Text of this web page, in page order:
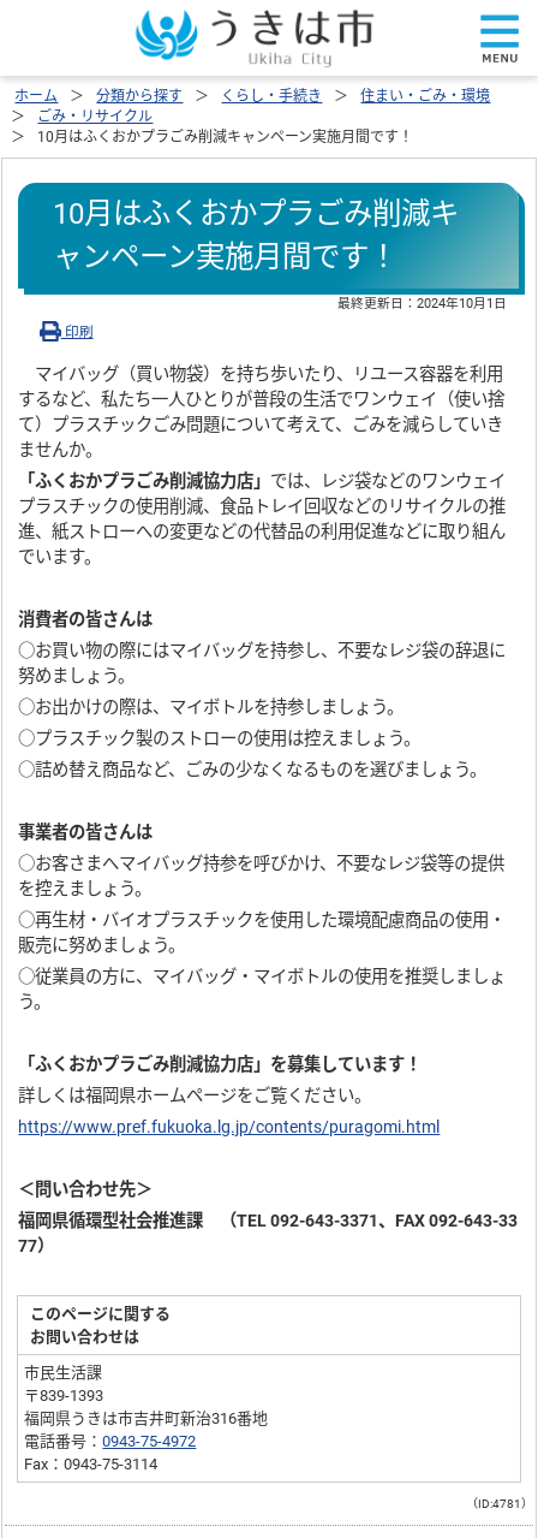
ホーム 分類から探す くらし・手続き
住まい・ごみ・環境
ごみ・リサイクル
10月はふくおかプラごみ削減キャンペーン実施月間です！
10月はふくおかプラごみ削減キ
ャンペーン実施月間です！
最終更新日：2024年10月1日
印刷
マイバッグ（買い物袋）を持ち歩いたり、リユース容器を利用
するなど、私たち一人ひとりが普段の生活でワンウェイ（使い捨
て）プラスチックごみ問題について考えて、ごみを減らしていき
ませんか。
「ふくおかプラごみ削減協力店」 では、レジ袋などのワンウェイ
プラスチックの使用削減、食品トレイ回収などのリサイクルの推
進、紙ストローへの変更などの代替品の利用促進などに取り組ん
でいます。
消費者の皆さんは
○お買い物の際にはマイバッグを持参し、不要なレジ袋の辞退に
努めましょう。
○お出かけの際は、マイボトルを持参しましょう。
○プラスチック製のストローの使用は控えましょう。
○詰め替え商品など、ごみの少なくなるものを選びましょう。
事業者の皆さんは
○お客さまへマイバッグ持参を呼びかけ、不要なレジ袋等の提供
を控えましょう。
○再生材・バイオプラスチックを使用した環境配慮商品の使用・
販売に努めましょう。
○従業員の方に、マイバッグ・マイボトルの使用を推奨しましょ
う。
「ふくおかプラごみ削減協力店」を募集しています！
詳しくは福岡県ホームページをご覧ください。
https://www.pref.fukuoka.lg.jp/contents/puragomi.html
＜問い合わせ先＞
福岡県循環型社会推進課 （TEL 092-643-3371、FAX 092-643-33
77）
このページに関する
お問い合わせは
市民生活課
〒839-1393
福岡県うきは市吉井町新治316番地
電話番号：0943-75-4972
Fax：0943-75-3114
（ID:4781）